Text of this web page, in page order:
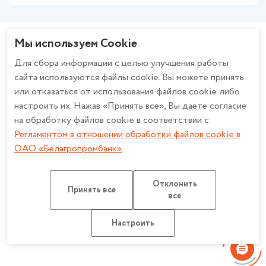
Эквайринг
Факторинг
Банкострахование
Дистанционное банковское обслуживание
Счет эскроу
использовании системы охранного телевидения в ОАО
«Белагропромбанк»
Описание и настройка файлов cookie
Регламент в отношении обработки файлов cookie в ОАО
«Белагропромбанк»
Политика конфиденциальности для мобильных приложений ОАО
«Белагропромбанк»
ОАО «Белагропромбанк». Лицензия на осуществление банковской
НБ РБ от 27.03.2026 №2. УНП 100693551
Будьте в курсе - вступайте в группу!
Работа с обращениями
Разработка сайта: Медиа Лайн
Карта сайта
Настроить обработку Cookie
Мы используем Cookie
Для сбора информации с целью улучшения работы
сайта используются файлы cookie. Вы можете принять
или отказаться от использования файлов cookie либо
настроить их. Нажав «Принять все», Вы даете согласие
на обработку файлов cookie в соответствии с
Регламентом в отношении обработки файлов cookie в
ОАО «Белагропромбанк».
Принять все
Отклонить
все
Настроить